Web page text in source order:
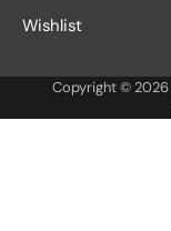
Wishlist
Copyright © 2026